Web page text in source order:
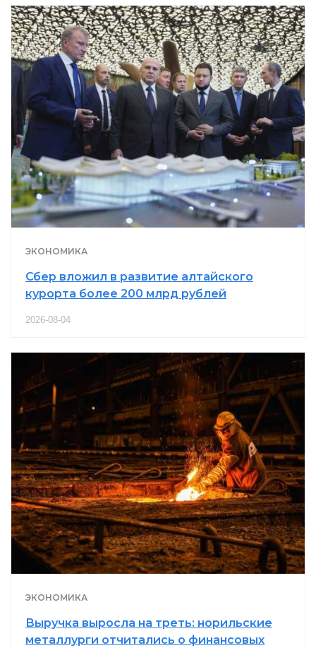
ЭКОНОМИКА
Сбер вложил в развитие алтайского
курорта более 200 млрд рублей
2026-08-04
ЭКОНОМИКА
Выручка выросла на треть: норильские
металлурги отчитались о финансовых